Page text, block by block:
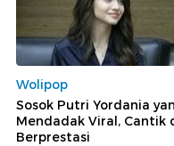
Wolipop
Sosok Putri Yordania
Mendadak Viral, Cantik
Berprestasi